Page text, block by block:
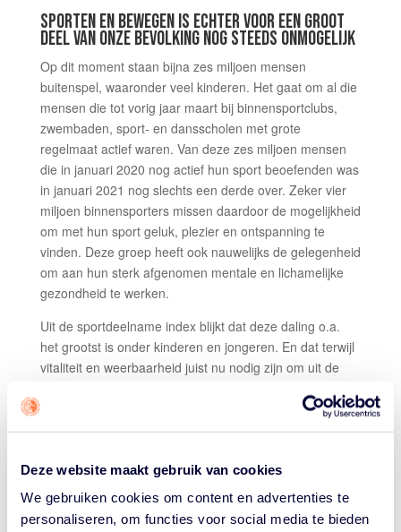
Deze website maakt gebruik van cookies
We gebruiken cookies om content en advertenties te
personaliseren, om functies voor social media te bieden
SPORTEN EN BEWEGEN IS ECHTER VOOR EEN GROOT
DEEL VAN ONZE BEVOLKING NOG STEEDS ONMOGELIJK
Op dit moment staan bijna zes miljoen mensen
buitenspel, waaronder veel kinderen. Het gaat om al die
mensen die tot vorig jaar maart bij binnensportclubs,
zwembaden, sport- en dansscholen met grote
regelmaat actief waren. Van deze zes miljoen mensen
die in januari 2020 nog actief hun sport beoefenden was
in januari 2021 nog slechts een derde over. Zeker vier
miljoen binnensporters missen daardoor de mogelijkheid
om met hun sport geluk, plezier en ontspanning te
vinden. Deze groep heeft ook nauwelijks de gelegenheid
om aan hun sterk afgenomen mentale en lichamelijke
gezondheid te werken.
Uit de sportdeelname index blijkt dat deze daling o.a.
het grootst is onder kinderen en jongeren. En dat terwijl
vitaliteit en weerbaarheid juist nu nodig zijn om uit de
van de jeugd minimaal één keer per week, terwijl we in
Nederland eraan gewend waren dat 80% van deze
miljoen kinderen tot 18 jaar sport hiermee niet of veel
minder.
GERARD DIELESSEN, ALGEMEEN DIRECTEUR